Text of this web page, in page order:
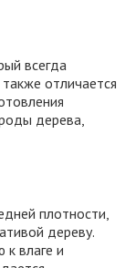
всегда
отличается
дерева,
плотности,
дереву.
к влаге и